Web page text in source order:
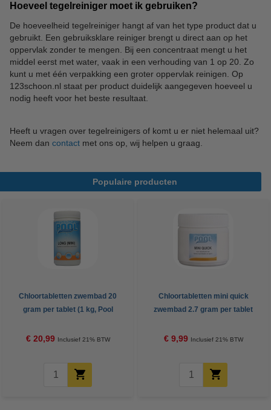
Hoeveel tegelreiniger moet ik gebruiken?
De hoeveelheid tegelreiniger hangt af van het type product dat u
gebruikt. Een gebruiksklare reiniger brengt u direct aan op het
oppervlak zonder te mengen. Bij een concentraat mengt u het
middel eerst met water, vaak in een verhouding van 1 op 20. Zo
kunt u met één verpakking een groter oppervlak reinigen. Op
123schoon.nl staat per product duidelijk aangegeven hoeveel u
nodig heeft voor het beste resultaat.
Heeft u vragen over tegelreinigers of komt u er niet helemaal uit?
Neem dan contact met ons op, wij helpen u graag.
Populaire producten
Chloortabletten zwembad 20
gram per tablet (1 kg, Pool
€ 20,99 Inclusief 21% BTW
Chloortabletten mini quick
zwembad 2.7 gram per tablet
€ 9,99 Inclusief 21% BTW